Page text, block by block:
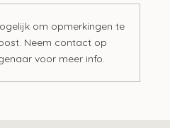
om opmerkingen te
Neem contact op
voor meer info.